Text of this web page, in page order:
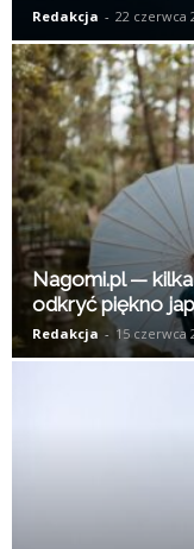
Redakcja - 22 czerwca
Nagomi.pl —
odkryć piękno
Redakcja - 15 czerwca